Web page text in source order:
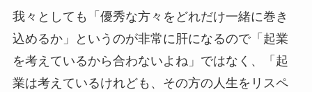
我々としても「優秀な方々をどれだけ一緒に巻き
込めるか」というのが非常に肝になるので「起業
を考えているから合わないよね」ではなく、「起
業は考えているけれども、その方の人生をリスペ